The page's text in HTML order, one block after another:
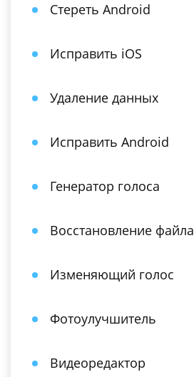
Стереть Android
Исправить iOS
Удаление данных
Исправить Android
Генератор голоса
Восстановление файла
Изменяющий голос
Фотоулучшитель
Видеоредактор